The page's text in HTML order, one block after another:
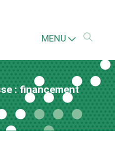
MENU
: financement